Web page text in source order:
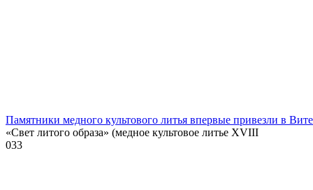
Памятники медного культового литья впервые привезли в
«Свет литого образа» (медное культовое литье XVIII
033